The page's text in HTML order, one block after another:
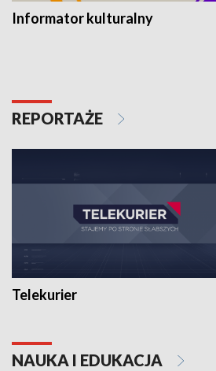
Informator kulturalny
REPORTAŻE
Telekurier
NAUKA I EDUKACJA